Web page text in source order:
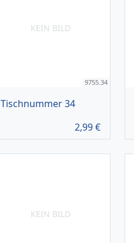
KEIN BILD
9755.34
Tischnummer 34
2,99€
KEIN BILD